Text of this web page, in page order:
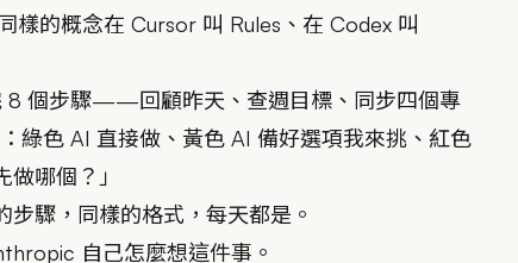
樣的概念在 Cursor 叫 Rules、在 Codex 叫
8 個步驟——回顧昨天、查週目標、同步四個專
色 AI 直接做、黃色 AI 備好選項我來挑、紅色
哪個？」
驟，同樣的格式，每天都是。
自己怎麼想這件事。